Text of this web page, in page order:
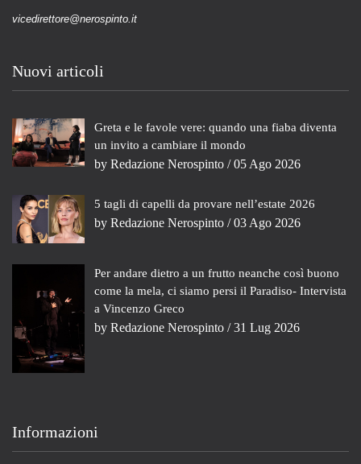
vicedirettore@nerospinto.it
Nuovi articoli
Greta e le favole vere: quando una fiaba diventa
un invito a cambiare il mondo
by Redazione Nerospinto / 05 Ago 2026
5 tagli di capelli da provare nell’estate 2026
by Redazione Nerospinto / 03 Ago 2026
Per andare dietro a un frutto neanche così buono
come la mela, ci siamo persi il Paradiso- Intervista
a Vincenzo Greco
by Redazione Nerospinto / 31 Lug 2026
Informazioni